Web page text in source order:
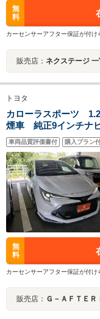
無
料
カーセンサーアフター保証が付け
販売店： ネクステージ
トヨタ
カローラスポーツ
煙車 純正9インチ
タセーフティセンス
ル ハーフレザーシ
スソナー ETC
車両品質評価書付 購入プラン
無
料
カーセンサーアフター保証が付け
販売店： Ｇ－ＡＦＴＥＲ